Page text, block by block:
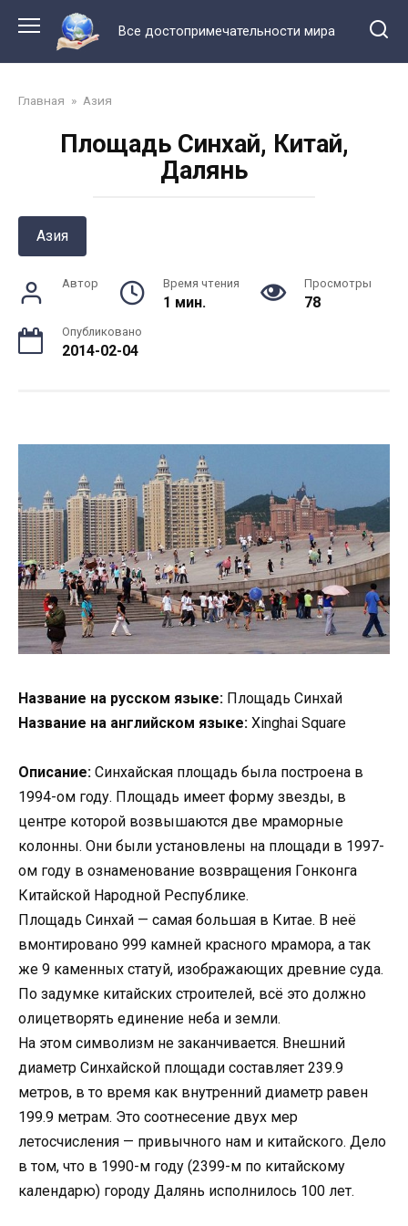
контенту
Все достопримечательности мира
Главная » Азия
Площадь Синхай, Китай,
Далянь
Азия
Автор Время чтения
1 мин.
Просмотры
78
Опубликовано
2014-02-04
Название на русском языке: Площадь Синхай
Название на английском языке: Xinghai Square
Описание: Синхайская площадь была построена в
1994-ом году. Площадь имеет форму звезды, в
центре которой возвышаются две мраморные
колонны. Они были установлены на площади в 1997-
ом году в ознаменование возвращения Гонконга
Китайской Народной Республике.
Площадь Синхай — самая большая в Китае. В неё
вмонтировано 999 камней красного мрамора, а так
же 9 каменных статуй, изображающих древние суда.
По задумке китайских строителей, всё это должно
олицетворять единение неба и земли.
На этом символизм не заканчивается. Внешний
диаметр Синхайской площади составляет 239.9
метров, в то время как внутренний диаметр равен
199.9 метрам. Это соотнесение двух мер
летосчисления — привычного нам и китайского. Дело
в том, что в 1990-м году (2399-м по китайскому
календарю) городу Далянь исполнилось 100 лет.